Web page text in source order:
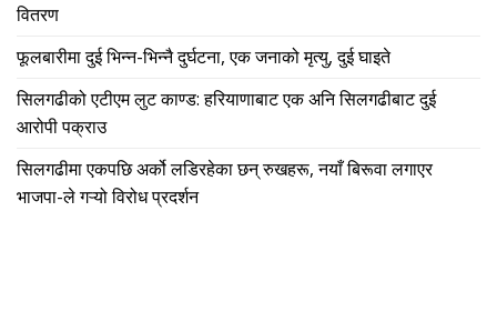
वितरण
फूलबारीमा दुई भिन्न-भिन्नै दुर्घटना, एक जनाको मृत्यु, दुई घाइते
सिलगढीको एटीएम लुट काण्ड: हरियाणाबाट एक अनि सिलगढीबाट दुई
आरोपी पक्राउ
सिलगढीमा एकपछि अर्को लडिरहेका छन् रुखहरू, नयाँ बिरूवा लगाएर
भाजपा-ले गऱ्यो विरोध प्रदर्शन